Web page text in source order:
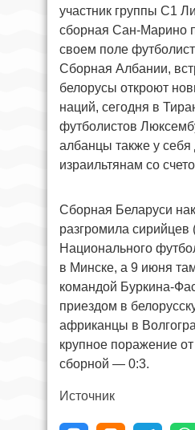
участник группы С1
сборная Сан-Марино
своем поле
Сборная Албании,
белорусы откроют
наций, сегодня в
футболистов
албанцы также у себя
израильтянам со
Сборная Беларуси
разгромила сирийцев
Национального
в Минске, а 9 июня
командой Буркина-
приездом в
африканцы в
крупное поражение
сборной — 0:3.
Источник